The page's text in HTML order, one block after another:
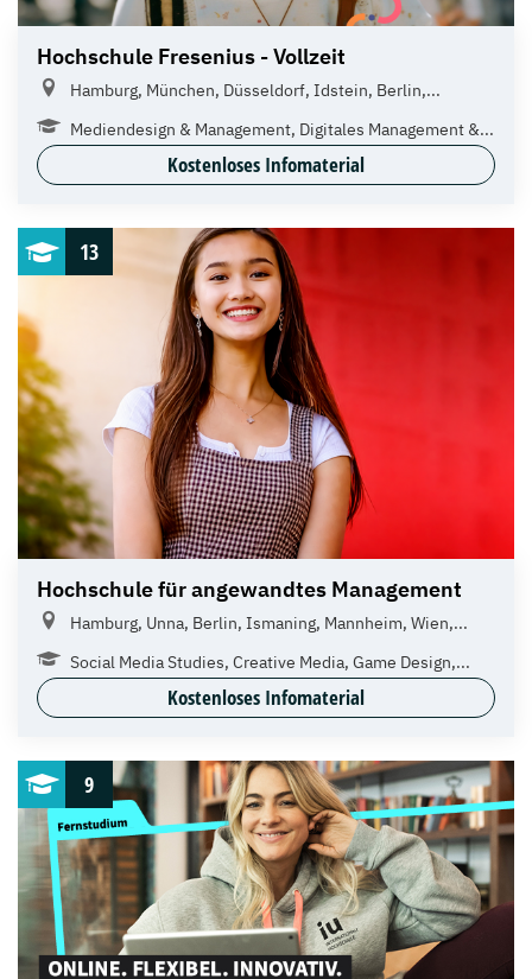
Hochschule Fresenius - Vollzeit
Hamburg, München, Düsseldorf, Idstein, Berlin,...
Mediendesign & Management, Digitales Management &...
Kostenloses Infomaterial
13
Hochschule für angewandtes Management
Hamburg, Unna, Berlin, Ismaning, Mannheim, Wien,...
Social Media Studies, Creative Media, Game Design,...
Kostenloses Infomaterial
9